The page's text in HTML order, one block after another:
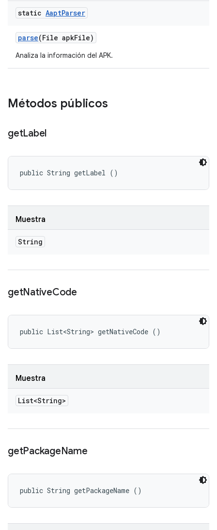
static AaptParser
parse(File apkFile)
Analiza la información del APK.
Métodos públicos
getLabel
public String getLabel ()
Muestra
String
getNativeCode
public List<String> getNativeCode ()
Muestra
List<String>
getPackageName
public String getPackageName ()